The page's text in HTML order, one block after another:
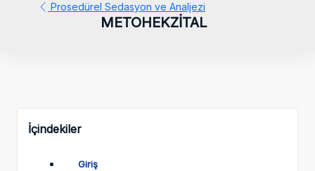
Prosedürel Sedasyon ve Analjezi
METOHEKZİTAL
İçindekiler
Giriş